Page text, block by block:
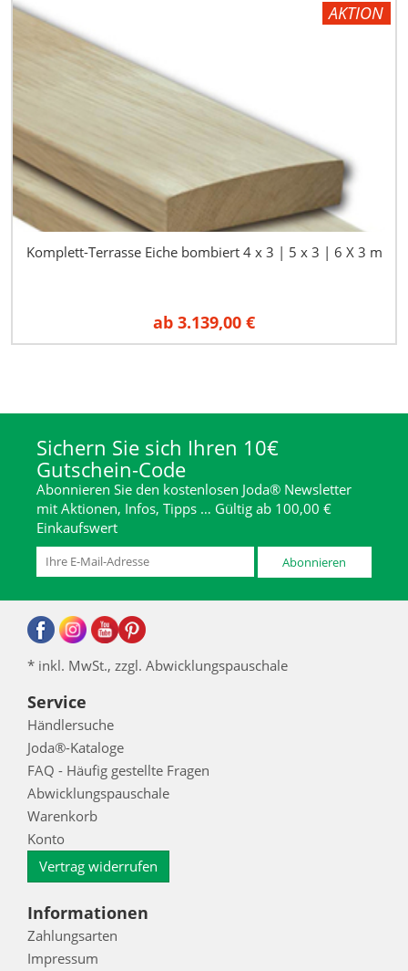
AKTION
Komplett-Terrasse Eiche bombiert 4 x 3 | 5 x 3 | 6 X 3 m
ab 3.139,00 €
Sichern Sie sich Ihren 10€
Gutschein-Code
Abonnieren Sie den kostenlosen Joda® Newsletter
mit Aktionen, Infos, Tipps … Gültig ab 100,00 €
Einkaufswert
Abonnieren
* inkl. MwSt., zzgl. Abwicklungspauschale
Service
Händlersuche
Joda®-Kataloge
FAQ - Häufig gestellte Fragen
Abwicklungspauschale
Warenkorb
Konto
Vertrag widerrufen
Informationen
Zahlungsarten
Impressum